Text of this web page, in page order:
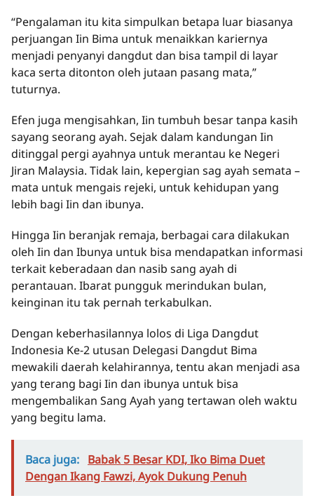
“Pengalaman itu kita simpulkan betapa luar biasanya
perjuangan Iin Bima untuk menaikkan kariernya
menjadi penyanyi dangdut dan bisa tampil di layar
kaca serta ditonton oleh jutaan pasang mata,”
tuturnya.
Efen juga mengisahkan, Iin tumbuh besar tanpa kasih
sayang seorang ayah. Sejak dalam kandungan Iin
ditinggal pergi ayahnya untuk merantau ke Negeri
Jiran Malaysia. Tidak lain, kepergian sag ayah semata –
mata untuk mengais rejeki, untuk kehidupan yang
lebih bagi Iin dan ibunya.
Hingga Iin beranjak remaja, berbagai cara dilakukan
oleh Iin dan Ibunya untuk bisa mendapatkan informasi
terkait keberadaan dan nasib sang ayah di
perantauan. Ibarat pungguk merindukan bulan,
keinginan itu tak pernah terkabulkan.
Dengan keberhasilannya lolos di Liga Dangdut
Indonesia Ke-2 utusan Delegasi Dangdut Bima
mewakili daerah kelahirannya, tentu akan menjadi asa
yang terang bagi Iin dan ibunya untuk bisa
mengembalikan Sang Ayah yang tertawan oleh waktu
yang begitu lama.
Baca juga: Babak 5 Besar KDI, Iko Bima Duet
Dengan Ikang Fawzi, Ayok Dukung Penuh